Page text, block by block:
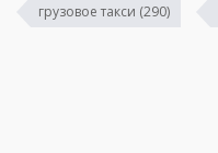
грузовое такси (290)